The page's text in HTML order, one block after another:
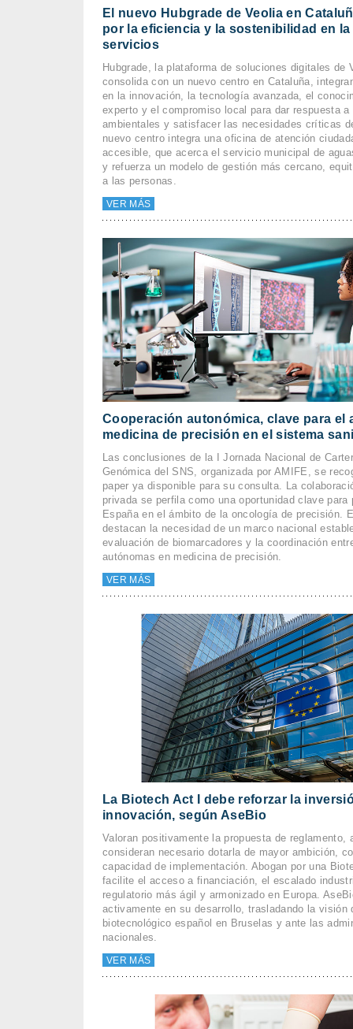
El nuevo Hubgrade de Veolia en
por la eficiencia y la sostenibilidad en
servicios
Hubgrade, la plataforma de soluciones digitales de
consolida con un nuevo centro en Cataluña,
en la innovación, la tecnología avanzada, el
experto y el compromiso local para dar respuesta
ambientales y satisfacer las necesidades críticas
nuevo centro integra una oficina de atención
accesible, que acerca el servicio municipal de
y refuerza un modelo de gestión más cercano,
a las personas.
VER MÁS
Cooperación autonómica, clave para el
medicina de precisión en el sistema
Las conclusiones de la I Jornada Nacional de
Genómica del SNS, organizada por AMIFE, se
paper ya disponible para su consulta. La
privada se perfila como una oportunidad clave para
España en el ámbito de la oncología de precisión.
destacan la necesidad de un marco nacional
evaluación de biomarcadores y la coordinación
autónomas en medicina de precisión.
VER MÁS
La Biotech Act I debe reforzar la
innovación, según AseBio
Valoran positivamente la propuesta de reglamento,
consideran necesario dotarla de mayor ambición,
capacidad de implementación. Abogan por una
facilite el acceso a financiación, el escalado
regulatorio más ágil y armonizado en Europa.
activamente en su desarrollo, trasladando la visión
biotecnológico español en Bruselas y ante las
nacionales.
VER MÁS